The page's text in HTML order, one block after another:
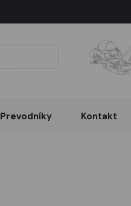
Prevodníky Kontakt